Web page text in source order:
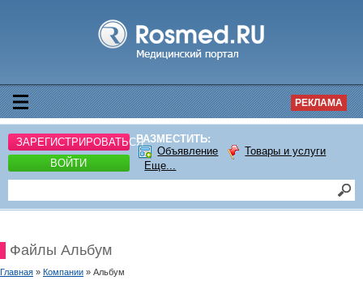
РЕКЛАМА
ЗАРЕГИСТРИРОВАТЬСЯ
ВОЙТИ
РАЗМЕСТИТЬ:
Объявление
Товары и услуги
Еще...
Файлы Альбум
Главная » Компании » Альбум